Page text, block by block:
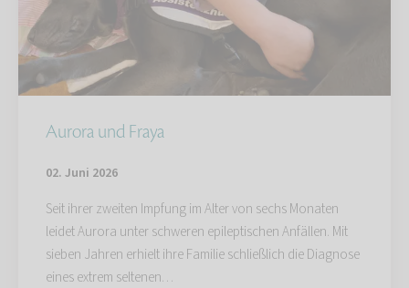
Aurora und Fraya
02. Juni 2026
Seit ihrer zweiten Impfung im Alter von sechs Monaten
leidet Aurora unter schweren epileptischen Anfällen. Mit
sieben Jahren erhielt ihre Familie schließlich die Diagnose
eines extrem seltenen…